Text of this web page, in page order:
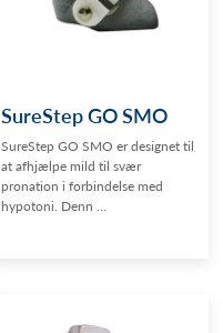
SureStep GO SMO
SureStep GO SMO er designet til
at afhjælpe mild til svær
pronation i forbindelse med
hypotoni. Denn ...